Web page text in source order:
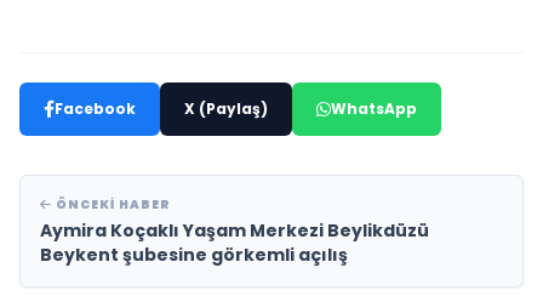
Facebook X (Paylaş) WhatsApp
ÖNCEKI HABER
Aymira Koçaklı Yaşam Merkezi Beylikdüzü
Beykent şubesine görkemli açılış